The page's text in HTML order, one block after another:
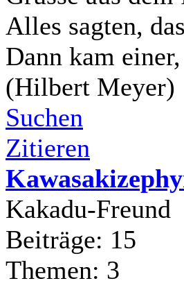
Alles sagten,
Dann kam
(Hilbert Meyer)
Suchen
Zitieren
Kakadu-Freund
Beiträge: 15
Themen: 3